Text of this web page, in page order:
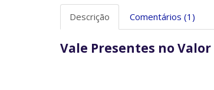
Descrição Comentários (1)
Vale Presentes no Valor